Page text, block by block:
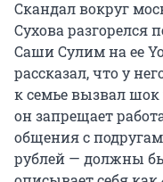
Скандал вокруг
Сухова разгорелся
Саши Сулим на ее
рассказал, что у
к семье вызвал шок
он запрещает
общения с
рублей — должны